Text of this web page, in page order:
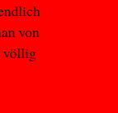
von
völlig